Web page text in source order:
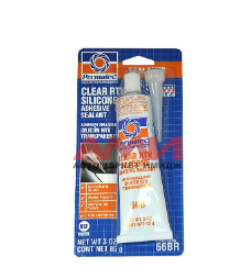
БЫСТРЫЙ ПРОСМОТР